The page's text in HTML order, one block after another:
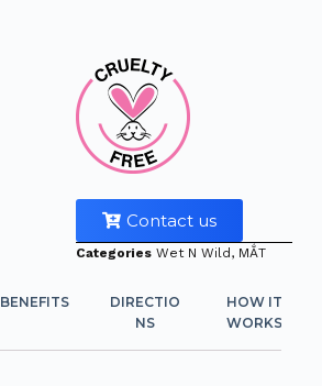
Contact us
Categories Wet N Wild, MẮT
BENEFITS
DIRECTIO
NS
HOW IT
WORKS